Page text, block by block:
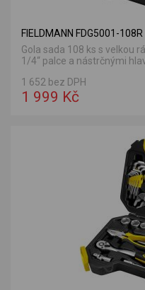
FIELDMANN FDG5001-108R
Gola sada 108 ks s velkou
1/4“ palce a nástrčnými
1 652 bez DPH
1 999 Kč